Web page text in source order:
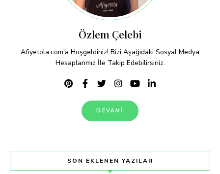
Özlem Çelebi
Afiyetola.com'a Hoşgeldiniz! Bizi Aşağıdaki Sosyal Medya
Hesaplarımız İle Takip Edebilirsiniz.
DEVAMI
SON EKLENEN YAZILAR